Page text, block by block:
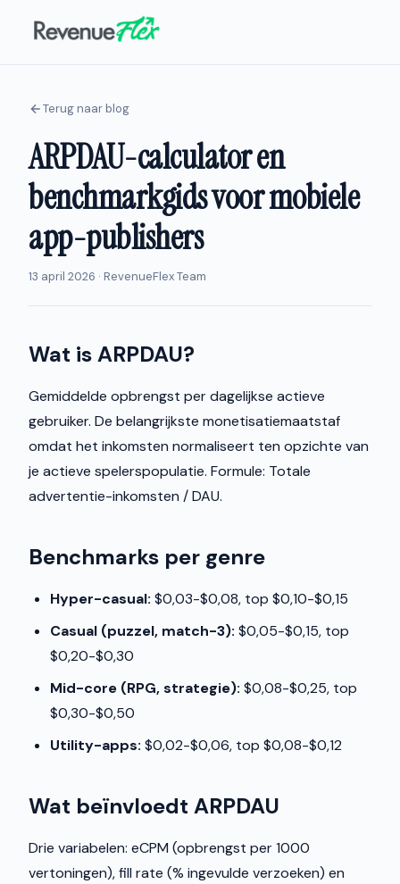
Terug naar blog
ARPDAU-calculator en
benchmarkgids voor mobiele
app-publishers
13 april 2026 · RevenueFlex Team
Wat is ARPDAU?
Gemiddelde opbrengst per dagelijkse actieve
gebruiker. De belangrijkste monetisatiemaatstaf
omdat het inkomsten normaliseert ten opzichte van
je actieve spelerspopulatie. Formule: Totale
advertentie-inkomsten / DAU.
Benchmarks per genre
Hyper-casual: $0,03-$0,08, top $0,10-$0,15
Casual (puzzel, match-3): $0,05-$0,15, top
$0,20-$0,30
Mid-core (RPG, strategie): $0,08-$0,25, top
$0,30-$0,50
Utility-apps: $0,02-$0,06, top $0,08-$0,12
Wat beïnvloedt ARPDAU
Drie variabelen: eCPM (opbrengst per 1000
vertoningen), fill rate (% ingevulde verzoeken) en